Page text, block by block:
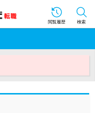
閲覧履歴 検索